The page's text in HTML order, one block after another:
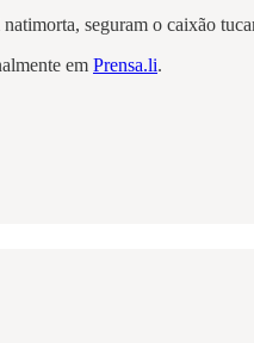
seguram o caixão
em Prensa.li.